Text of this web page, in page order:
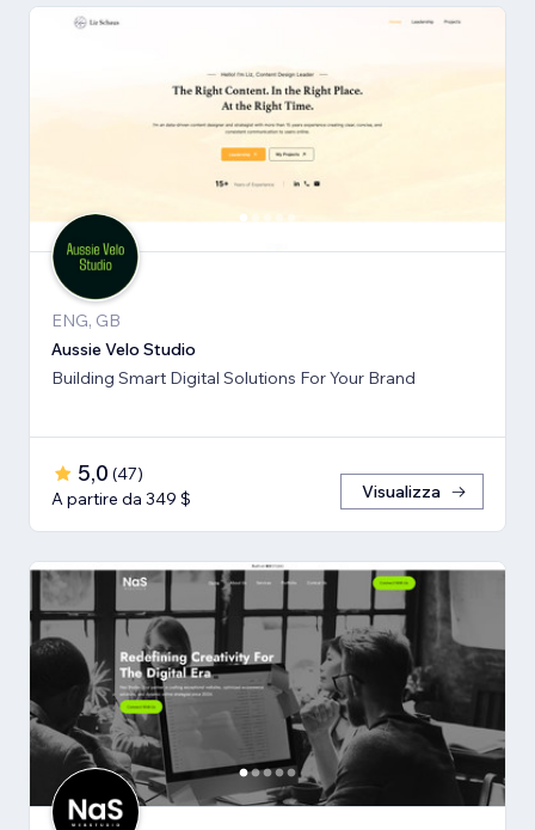
ENG, GB
Aussie Velo Studio
Building Smart Digital Solutions For Your Brand
5,0 (47)
A partire da 349 $
Visualizza